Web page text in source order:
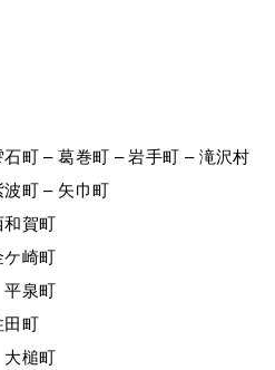
町 – 葛巻町 – 岩手町 – 滝沢村
町 – 矢巾町
賀町
崎町
泉町
田町
大槌町